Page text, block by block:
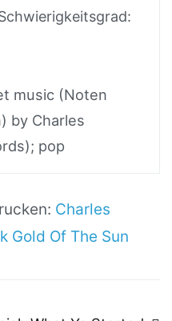
music (Noten
by Charles
pop
Charles
Gold Of The Sun